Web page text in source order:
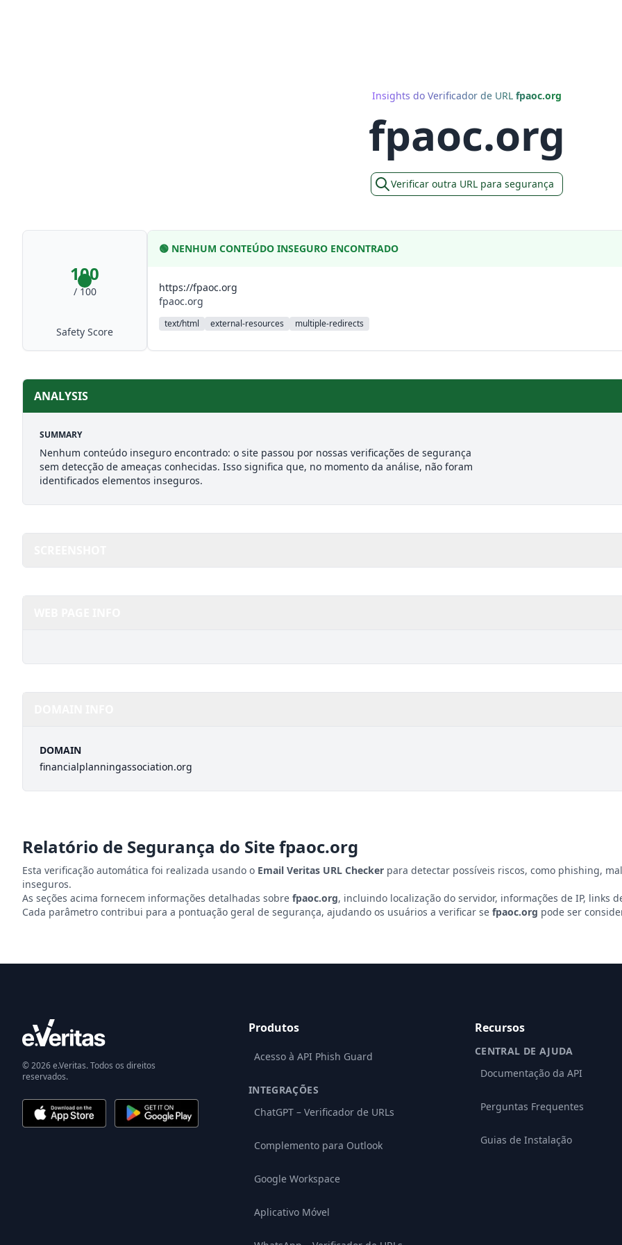
Insights do Verificador de URL fpaoc.org
fpaoc.org
Verificar outra URL para segurança
100
/ 100
Safety Score
🟢 NENHUM CONTEÚDO INSEGURO ENCONTRADO
https://fpaoc.org
fpaoc.org
text/html external-resources multiple-redirects
ANALYSIS
SUMMARY
Nenhum conteúdo inseguro encontrado: o site passou por nossas verificações de segurança
sem detecção de ameaças conhecidas. Isso significa que, no momento da análise, não foram
identificados elementos inseguros.
DOMAIN
financialplanningassociation.org
Relatório de Segurança do Sitefpaoc.org
Esta verificação automática foi realizada usando o Email Veritas URL Checker para detectar possíveis riscos, como phishing,
inseguros.
As seções acima fornecem informações detalhadas sobre fpaoc.org, incluindo localização do servidor, informações de IP, links
Cada parâmetro contribui para a pontuação geral de segurança, ajudando os usuários a verificar se fpaoc.org pode ser
© 2026 e.Veritas. Todos os direitos
reservados.
Produtos
Acesso à API Phish Guard
INTEGRAÇÕES
ChatGPT – Verificador de URLs
Complemento para Outlook
Google Workspace
Aplicativo Móvel
Recursos
CENTRAL DE AJUDA
Documentação da API
Perguntas Frequentes
Guias de Instalação